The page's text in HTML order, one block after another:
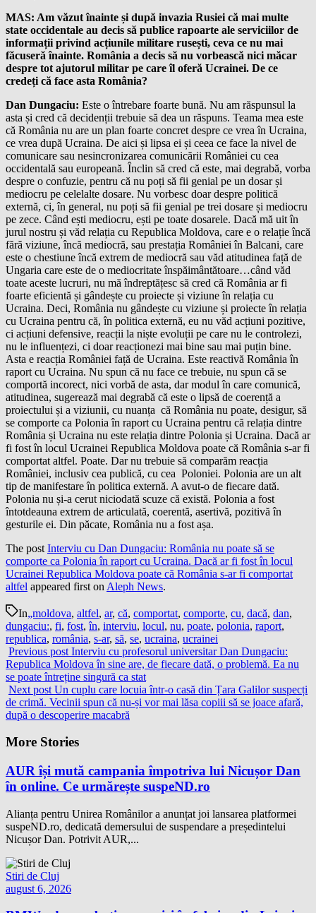
MAS: Am văzut înainte și după invazia Rusiei că mai multe
state occidentale au decis să publice rapoarte ale serviciilor de
informații privind acțiunile militare rusești, ceva ce nu mai
făcuseră înainte. România a decis să nu vorbească nici măcar
despre tot ajutorul militar pe care îl oferă Ucrainei. De ce
credeți că face asta România?
Dan Dungaciu: Este o întrebare foarte bună. Nu am răspunsul la
asta și cred că decidenții trebuie să dea un răspuns. Teama mea este
că România nu are un plan foarte concret despre ce vrea în Ucraina,
ce vrea după Ucraina. De aici și lipsa ei și ceea ce face la nivel de
comunicare sau nesincronizarea comunicării României cu cea
occidentală sau europeană. Înclin să cred că este, mai degrabă, vorba
despre o confuzie, pentru că nu poți să fii genial pe un dosar și
mediocru pe celelalte dosare. Nu vorbesc doar despre politică
externă, ci, în general, nu poți să fii genial pe trei dosare și mediocru
pe zece. Când ești mediocru, ești pe toate dosarele. Dacă mă uit în
jurul nostru și văd relația cu Republica Moldova, care e o relație încă
fără viziune, încă mediocră, sau prestația României în Balcani, care
este o chestiune încă extrem de mediocră sau văd atitudinea față de
Ungaria care este de o mediocritate înspăimântătoare…când văd
toate aceste lucruri, nu mă îndreptățesc să cred că România ar fi
foarte eficientă și gândește cu proiecte și viziune în relația cu
Ucraina. Deci, România nu gândește cu viziune și proiecte în relația
cu Ucraina pentru că, în politica externă, eu nu văd acțiuni pozitive,
ci acțiuni defensive, reacții la niște evoluții pe care nu le controlezi,
nu le influențezi, ci doar reacționezi mai bine sau mai puțin bine.
Asta e reacția României față de Ucraina. Este reactivă România în
raport cu Ucraina. Nu spun că nu face ce trebuie, nu spun că se
comportă incorect, nici vorbă de asta, dar modul în care comunică,
atitudinea, sugerează mai degrabă că este o lipsă de coerență a
proiectului și a viziunii, cu nuanța că România nu poate, desigur, să
se comporte ca Polonia în raport cu Ucraina pentru că relația dintre
România și Ucraina nu este relația dintre Polonia și Ucraina. Dacă ar
fi fost în locul Ucrainei Republica Moldova poate că România s-ar fi
comportat altfel. Poate. Dar nu trebuie să comparăm reacția
României, inclusiv cea publică, cu cea Poloniei. Polonia are un alt
tip de manifestare în politica externă. A avut-o de fiecare dată.
Polonia nu și-a cerut niciodată scuze că există. Polonia a fost
întotdeauna extrem de articulată, coerentă, asertivă, pozitivă în
gesturile ei. Din păcate, România nu a fost așa.
The post Interviu cu Dan Dungaciu: România nu poate să se
comporte ca Polonia în raport cu Ucraina. Dacă ar fi fost în locul
Ucrainei Republica Moldova poate că România s-ar fi comportat
altfel appeared first on Aleph News.
In„moldova, altfel, ar, că, comportat, comporte, cu, dacă, dan,
dungaciu:, fi, fost,în, interviu, locul, nu, poate, polonia, raport,
republica, românia, s-ar, să, se, ucraina, ucrainei
Previous post Interviu cu profesorul universitar Dan Dungaciu:
Republica Moldova în sine are, de fiecare dată, o problemă. Ea nu
se poate întreține singură ca stat
Next post Un cuplu care locuia într-o casă din Țara Galilor suspecți
de crimă. Vecinii spun că nu-și vor mai lăsa copiii să se joace afară,
după o descoperire macabră
More Stories
AUR își mută campania împotriva lui Nicușor Dan
în online. Ce urmărește suspeND.ro
Alianța pentru Unirea Românilor a anunțat joi lansarea platformei
suspeND.ro, dedicată demersului de suspendare a președintelui
Nicușor Dan. Potrivit AUR,...
Stiri de Cluj
august 6, 2026